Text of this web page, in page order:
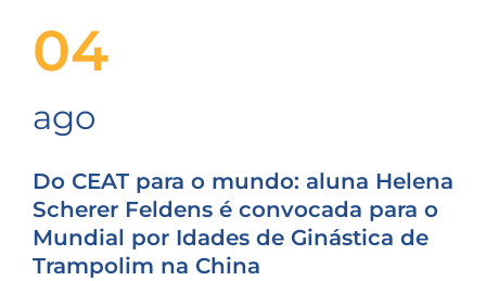
04
ago
Do CEAT para o mundo: aluna Helena
Scherer Feldens é convocada para o
Mundial por Idades de Ginástica de
Trampolim na China